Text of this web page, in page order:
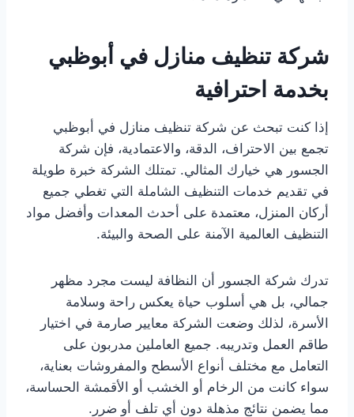
شركة تنظيف منازل في أبوظبي
بخدمة احترافية
إذا كنت تبحث عن شركة تنظيف منازل في أبوظبي
تجمع بين الاحتراف، الدقة، والاعتمادية، فإن شركة
الجسور هي خيارك المثالي. تمتلك الشركة خبرة طويلة
في تقديم خدمات التنظيف الشاملة التي تغطي جميع
أركان المنزل، معتمدة على أحدث المعدات وأفضل مواد
التنظيف العالمية الآمنة على الصحة والبيئة.
تدرك شركة الجسور أن النظافة ليست مجرد مظهر
جمالي، بل هي أسلوب حياة يعكس راحة وسلامة
الأسرة، لذلك وضعت الشركة معايير صارمة في اختيار
طاقم العمل وتدريبه. جميع العاملين مدربون على
التعامل مع مختلف أنواع الأسطح والمفروشات بعناية،
سواء كانت من الرخام أو الخشب أو الأقمشة الحساسة،
مما يضمن نتائج مذهلة دون أي تلف أو ضرر.